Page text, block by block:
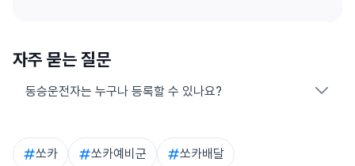
자주 묻는 질문
동승운전자는 누구나 등록할 수 있나요?
자 추가는 예약이 시작되기 전까지 가능해요.
쏘카 쏘카예비군 쏘카배달